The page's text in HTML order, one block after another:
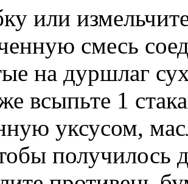
или
смесь
на дуршлаг
всыпьте 1
уксусом,
получилось